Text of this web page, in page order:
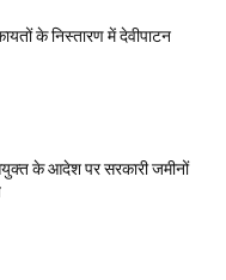
के निस्तारण में देवीपाटन
के आदेश पर सरकारी जमीनों